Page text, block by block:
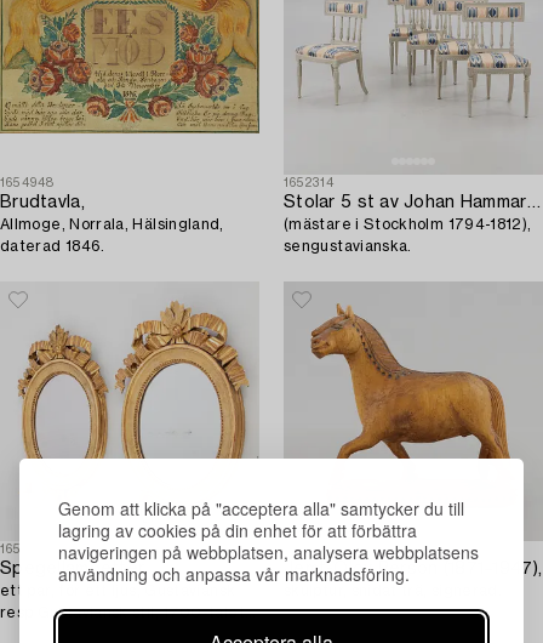
Genom att klicka på "acceptera alla" samtycker du till
lagring av cookies på din enhet för att förbättra
navigeringen på webbplatsen, analysera webbplatsens
användning och anpassa vår marknadsföring.
1654948
Brudtavla,
Allmoge, Norrala, Hälsingland,
daterad 1846.
1652314
Stolar 5 st av Johan Hammarstöm,
(mästare i Stockholm 1794-1812),
sengustavianska.
1654352
Spegellampetter,
ett par, för ett ljus, Gustaviansk
resp Gustaviansk stil, 1700-talets
1653676
Jemt-Olov Person (1871–1947),